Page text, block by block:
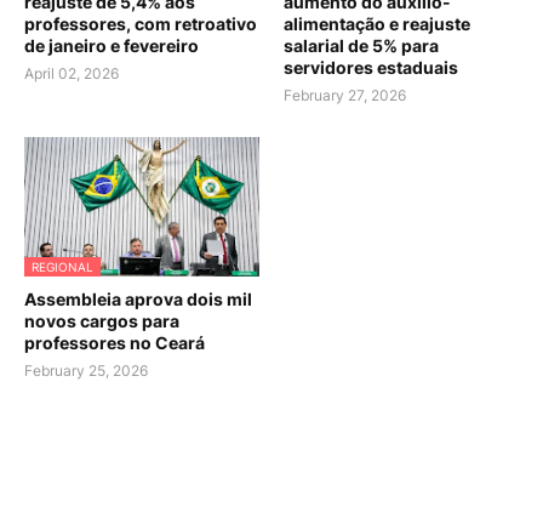
professores, com retroativo
de janeiro e fevereiro
April 02, 2026
alimentação e reajuste
salarial de 5% para
servidores estaduais
February 27, 2026
REGIONAL
Assembleia aprova dois mil
novos cargos para
professores no Ceará
February 25, 2026